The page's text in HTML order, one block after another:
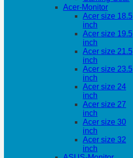
Acer-Monitor
Acer size 18.5
inch
Acer size 19.5
inch
Acer size 21.5
inch
Acer size 23.5
inch
Acer size 24
inch
Acer size 27
inch
Acer size 30
inch
Acer size 32
inch